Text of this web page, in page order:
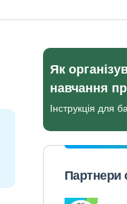
Як
навчання
Інструкція для
Партнери